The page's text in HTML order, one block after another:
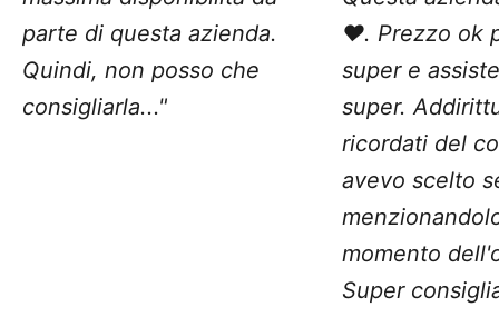
parte di questa azienda.
Quindi, non posso che
consigliarla..."
❤️. Prezzo ok
super e
super.
ricordati del
avevo scelto
momento
Super